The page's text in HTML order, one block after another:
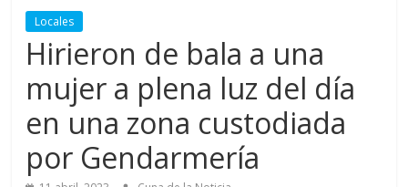
Locales
Hirieron de bala a una
mujer a plena luz del día
en una zona custodiada
por Gendarmería